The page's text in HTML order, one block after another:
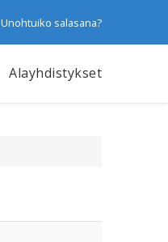
Unohtuiko salasana?
Alayhdistykset